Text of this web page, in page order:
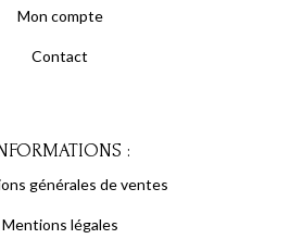
Mon compte
Contact
:
générales de ventes
Mentions légales